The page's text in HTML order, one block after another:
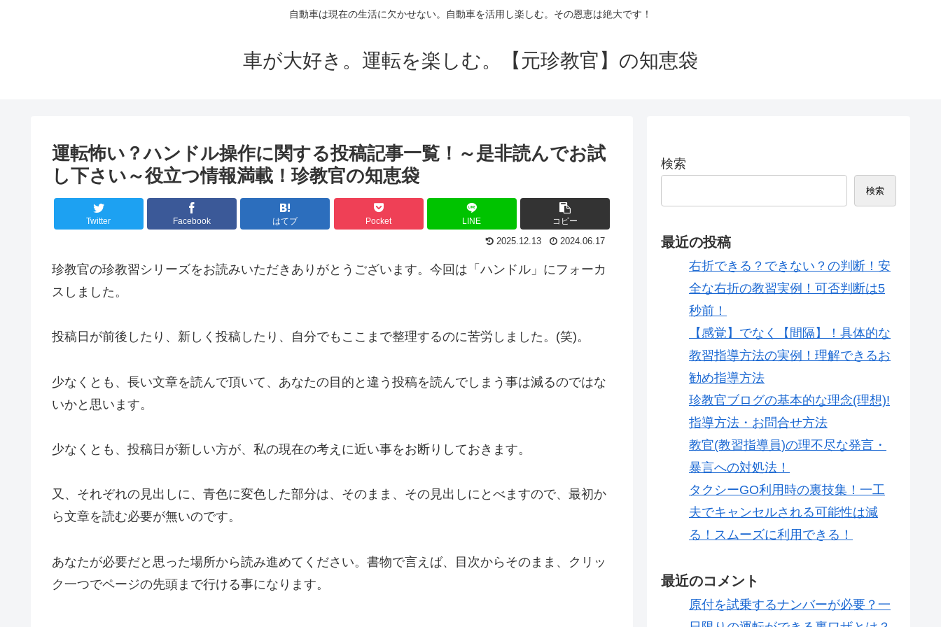
自動車は現在の生活に欠かせない。自動車を活用し楽しむ。その恩恵は絶大です！
車が大好き。運転を楽しむ。【元珍教官】の知恵袋
運転怖い？ハンドル操作に関する投稿記事一覧！～是非読んでお試
し下さい～役立つ情報満載！珍教官の知恵袋
Twitter Facebook はてブ Pocket LINE コピー
2025.12.13 2024.06.17
珍教官の珍教習シリーズをお読みいただきありがとうございます。今回は「ハンドル」にフォーカ
スしました。
投稿日が前後したり、新しく投稿したり、自分でもここまで整理するのに苦労しました。(笑)。
少なくとも、長い文章を読んで頂いて、あなたの目的と違う投稿を読んでしまう事は減るのではな
いかと思います。
少なくとも、投稿日が新しい方が、私の現在の考えに近い事をお断りしておきます。
又、それぞれの見出しに、青色に変色した部分は、そのまま、その見出しにとべますので、最初か
ら文章を読む必要が無いのです。
あなたが必要だと思った場所から読み進めてください。書物で言えば、目次からそのまま、クリッ
ク一つでページの先頭まで行ける事になります。
検索
検索
最近の投稿
右折できる？できない？の判断！安
全な右折の教習実例！可否判断は5
秒前！
【感覚】でなく【間隔】！具体的な
教習指導方法の実例！理解できるお
勧め指導方法
珍教官ブログの基本的な理念(理想)!
指導方法・お問合せ方法
教官(教習指導員)の理不尽な発言・
暴言への対処法！
タクシーGO利用時の裏技集！一工
夫でキャンセルされる可能性は減
る！スムーズに利用できる！
最近のコメント
原付を試乗するナンバーが必要？一